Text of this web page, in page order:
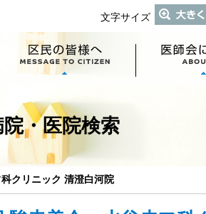
文字サイズ
院・医院検索
クリニック 清澄白河院